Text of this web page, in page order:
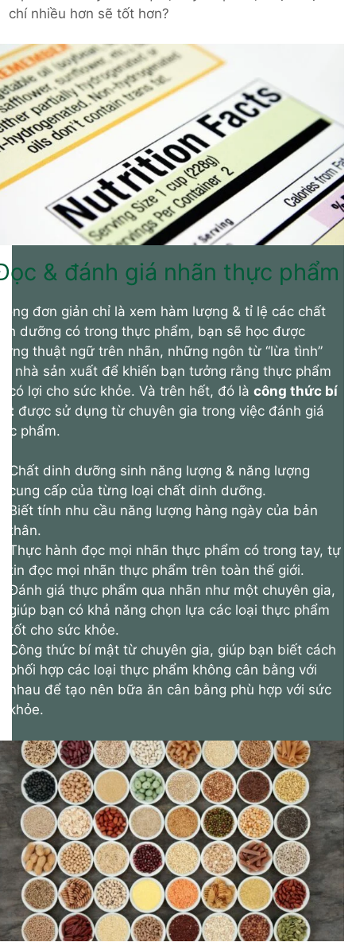
chí nhiều hơn sẽ tốt hơn?
& đánh giá nhãn thực phẩm
đơn giản chỉ là xem hàm lượng & tỉ lệ các chất
dưỡng có trong thực phẩm, bạn sẽ học được
thuật ngữ trên nhãn, những ngôn từ “lừa tình”
nhà sản xuất để khiến bạn tưởng rằng thực phẩm
có lợi cho sức khỏe. Và trên hết, đó là công thức bí
được sử dụng từ chuyên gia trong việc đánh giá
phẩm.
Chất dinh dưỡng sinh năng lượng & năng lượng
cung cấp của từng loại chất dinh dưỡng.
Biết tính nhu cầu năng lượng hàng ngày của bản
thân.
Thực hành đọc mọi nhãn thực phẩm có trong tay, tự
tin đọc mọi nhãn thực phẩm trên toàn thế giới.
Đánh giá thực phẩm qua nhãn như một chuyên gia,
giúp bạn có khả năng chọn lựa các loại thực phẩm
tốt cho sức khỏe.
Công thức bí mật từ chuyên gia, giúp bạn biết cách
phối hợp các loại thực phẩm không cân bằng với
nhau để tạo nên bữa ăn cân bằng phù hợp với sức
khỏe.